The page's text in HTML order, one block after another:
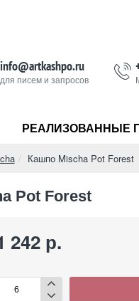
info@artkashpo.ru
для писем и запросов
РЕАЛИЗОВАННЫЕ
Кашпо Mischa Pot Forest
Pot Forest
242 р.